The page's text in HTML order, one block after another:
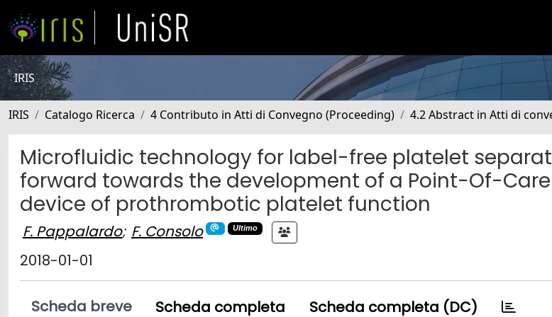
IRIS
IRIS Catalogo Ricerca 4 Contributo in Atti di Convegno (Proceeding) 4.2 Abstract in Atti di
Microfluidic technology for label-free platelet
forward towards the development of a Point-Of-
device of prothrombotic platelet function
F. Pappalardo; F. Consolo Ultimo
2018-01-01
Scheda breve Scheda completa Scheda completa (DC)